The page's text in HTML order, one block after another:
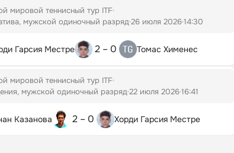
мировой теннисный тур ITF
мужской одиночный разряд26 июля 202614:30
Гарсия Местре 2 – 0 Томас Хименес
мировой теннисный тур ITF
мужской одиночный разряд22 июля 202616:41
Казанова 2 – 0 Хорди Гарсия Местре